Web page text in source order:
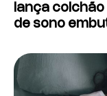
lança
de sono